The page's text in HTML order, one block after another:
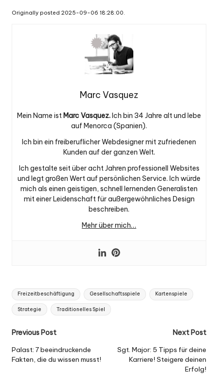
Originally posted 2025-09-06 18:28:00.
Marc Vasquez
Mein Name istMarc Vasquez.Ich bin 34 Jahre alt und lebe
auf Menorca (Spanien).
Ich bin ein freiberuflicher Webdesigner mit zufriedenen
Kunden auf der ganzen Welt.
Ich gestalte seit über acht Jahren professionell Websites
und legt großen Wert auf persönlichen Service. Ich würde
mich als einen geistigen, schnell lernenden Generalisten
mit einer Leidenschaft für außergewöhnliches Design
beschreiben.
Mehr über mich…
Tags:
Freizeitbeschäftigung Gesellschaftsspiele Kartenspiele
Strategie Traditionelles Spiel
Post
navigation
Previous Post
Palast: 7 beeindruckende
Fakten, die du wissen musst!
Next Post
Sgt. Major: 5 Tipps für deine
Karriere! Steigere deinen
Erfolg!